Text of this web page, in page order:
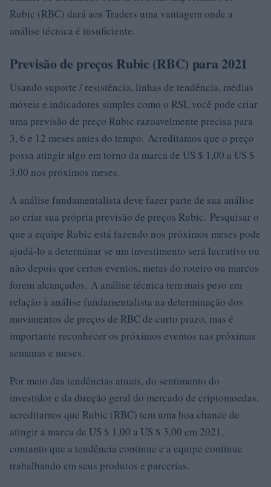
Rubic (RBC) dará aos Traders uma vantagem onde a
análise técnica é insuficiente.
Previsão de preços Rubic (RBC) para 2021
Usando suporte / resistência, linhas de tendência, médias
móveis e indicadores simples como o RSI, você pode criar
uma previsão de preço Rubic razoavelmente precisa para
3, 6 e 12 meses antes do tempo. Acreditamos que o preço
possa atingir algo em torno da marca de US $ 1,00 a US $
3,00 nos próximos meses.
A análise fundamentalista deve fazer parte de sua análise
ao criar sua própria previsão de preços Rubic. Pesquisar o
que a equipe Rubic está fazendo nos próximos meses pode
ajudá-lo a determinar se um investimento será lucrativo ou
não depois que certos eventos, metas do roteiro ou marcos
forem alcançados. A análise técnica tem mais peso em
relação à análise fundamentalista na determinação dos
movimentos de preços de RBC de curto prazo, mas é
importante reconhecer os próximos eventos nas próximas
semanas e meses.
Por meio das tendências atuais, do sentimento do
investidor e da direção geral do mercado de criptomoedas,
acreditamos que Rubic (RBC) tem uma boa chance de
atingir a marca de US $ 1,00 a US $ 3,00 em 2021,
contanto que a tendência continue e a equipe continue
trabalhando em seus produtos e parcerias.